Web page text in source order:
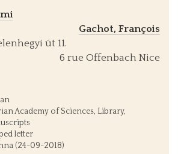
Gachot, François
út 11.
6 rue Offenbach Nice
Academy of Sciences, Library,
letter
(24-09-2018)